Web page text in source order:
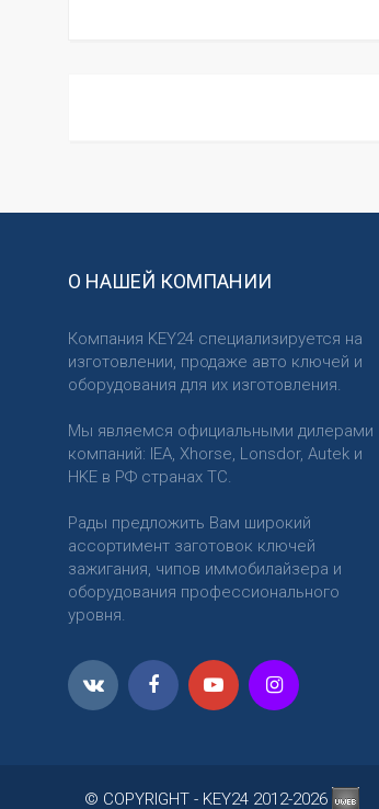
О НАШЕЙ КОМПАНИИ
Компания KEY24 специализируется на
изготовлении, продаже авто ключей и
оборудования для их изготовления.
Мы являемся официальными дилерами
компаний: IEA, Xhorse, Lonsdor, Autek и
HKE в РФ странах ТС.
Рады предложить Вам широкий
ассортимент заготовок ключей
зажигания, чипов иммобилайзера и
оборудования профессионального
уровня.
© COPYRIGHT - KEY24 2012-2026